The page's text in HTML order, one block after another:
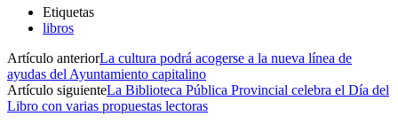
Etiquetas
libros
Artículo anteriorLa cultura podrá acogerse a la nueva línea de
ayudas del Ayuntamiento capitalino
Artículo siguienteLa Biblioteca Pública Provincial celebra el Día del
Libro con varias propuestas lectoras